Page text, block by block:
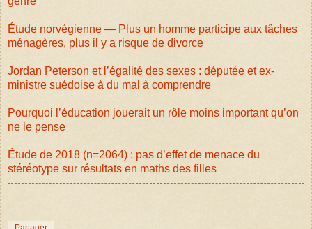
Étude norvégienne — Plus un homme participe aux tâches
ménagères, plus il y a risque de divorce
Jordan Peterson et l’égalité des sexes : députée et ex-
ministre suédoise à du mal à comprendre
Pourquoi l’éducation jouerait un rôle moins important qu’on
ne le pense
Étude de 2018 (n=2064) : pas d’effet de menace du
stéréotype sur résultats en maths des filles